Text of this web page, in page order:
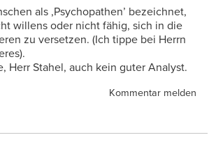
als ,Psychopathen’ bezeichnet,
willens oder nicht fähig, sich in die
zu versetzen. (Ich tippe bei Herrn
Herr Stahel, auch kein guter Analyst.
Kommentar melden